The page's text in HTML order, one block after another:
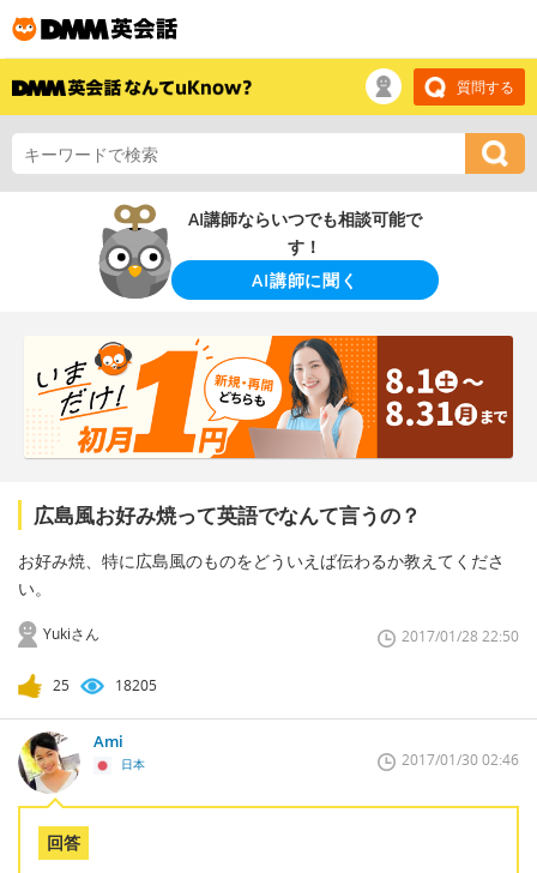
質問する
AI講師ならいつでも相談可能で
す！
AI講師に聞く
広島風お好み焼って英語でなんて言うの？
お好み焼、特に広島風のものをどういえば伝わるか教えてくださ
い。
Yukiさん 2017/01/28 22:50
25 18205
Ami
日本 2017/01/30 02:46
回答